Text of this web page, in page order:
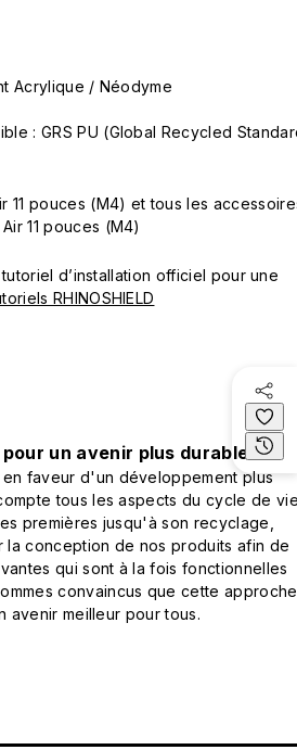
Acrylique / Néodyme
: GRS PU (Global Recycled
11 pouces (M4) et tous les
11 pouces (M4)
d’installation officiel pour une
RHINOSHIELD
un avenir plus durable
en faveur d'un développement plus
tous les aspects du cycle de
premières jusqu'à son recyclage,
la conception de nos produits afin de
qui sont à la fois fonctionnelles
convaincus que cette approche
avenir meilleur pour tous.